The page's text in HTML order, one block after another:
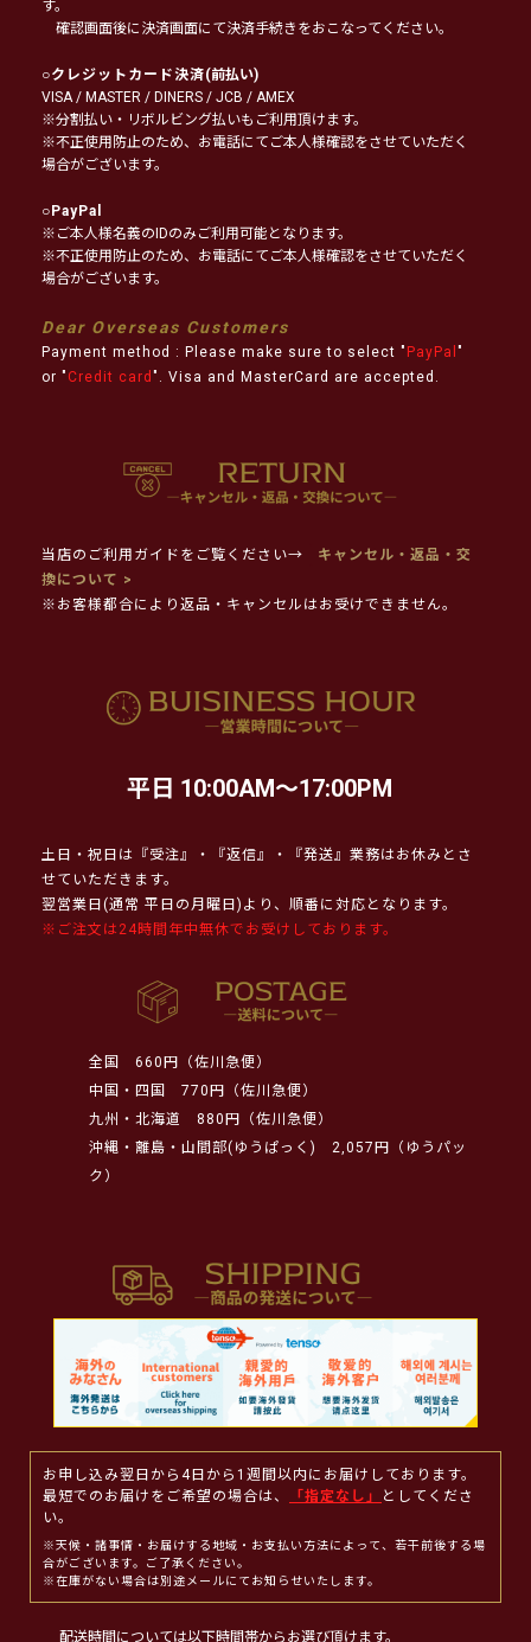
す。
確認画面後に決済画面にて決済手続きをおこなってください。
○クレジットカード決済(前払い)
VISA / MASTER / DINERS / JCB / AMEX
※分割払い・リボルビング払いもご利用頂けます。
※不正使用防止のため、お電話にてご本人様確認をさせていただく
場合がございます。
○PayPal
※ご本人様名義のIDのみご利用可能となります。
※不正使用防止のため、お電話にてご本人様確認をさせていただく
場合がございます。
Dear Overseas Customers
Payment method : Please make sure to select " PayPal "
or " Credit card ". Visa and MasterCard are accepted.
当店のご利用ガイドをご覧ください→
キャンセル・返品・交
換について >
※お客様都合により返品・キャンセルはお受けできません。
平日 10:00AM～17:00PM
土日・祝日は『受注』・『返信』・『発送』業務はお休みとさ
せていただきます。
翌営業日(通常 平日の月曜日)より、順番に対応となります。
※ご注文は24時間年中無休でお受けしております。
全国
660円（佐川急便）
中国・四国
770円（佐川急便）
九州・北海道
880円（佐川急便）
沖縄・離島・山間部(ゆうぱっく)
2,057円（ゆうパッ
ク）
お申し込み翌日から4日から1週間以内にお届けしております。
最短でのお届けをご希望の場合は、
「指定なし」
としてくださ
い。
※天候・諸事情・お届けする地域・お支払い方法によって、若干前後する場
合がございます。ご了承ください。
※在庫がない場合は別途メールにてお知らせいたします。
配送時間については以下時間帯からお選び頂けます。